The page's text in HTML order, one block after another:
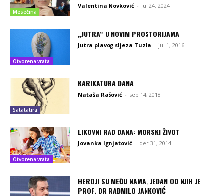
Mesečina
Valentina Novković - jul 24, 2024
Otvorena vrata
„JUTRA“ U NOVIM PROSTORIJAMA
Jutra plavog sljeza Tuzla - jul 1, 2016
Satatatira
KARIKATURA DANA
Nataša Rašović - sep 14, 2018
Otvorena vrata
LIKOVNI RAD DANA: MORSKI ŽIVOT
Jovanka Ignjatović - dec 31, 2014
HEROJI SU MEĐU NAMA, JEDAN OD NJIH JE
PROF. DR RADMILO JANKOVIĆ